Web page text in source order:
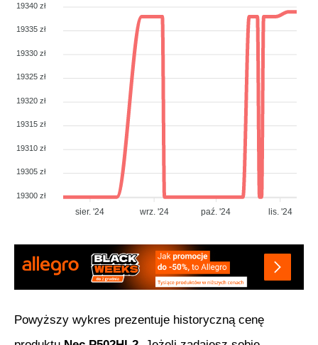
19340 zł
19335 zł
19330 zł
19325 zł
19320 zł
19315 zł
19310 zł
19305 zł
19300 zł
sier. '24 wrz. '24 paź. '24 lis. '24
Powyższy wykres prezentuje historyczną cenę